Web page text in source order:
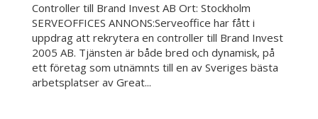
Controller till Brand Invest AB Ort: Stockholm
SERVEOFFICES ANNONS:Serveoffice har fått i
uppdrag att rekrytera en controller till Brand Invest
2005 AB. Tjänsten är både bred och dynamisk, på
ett företag som utnämnts till en av Sveriges bästa
arbetsplatser av Great...